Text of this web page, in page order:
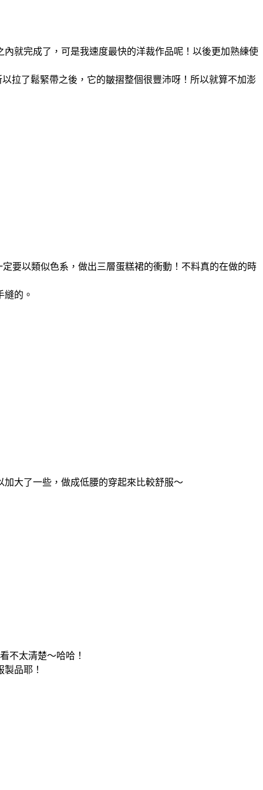
就完成了，可是我速度最快的洋裁作品呢！以後更加熟練使
拉了鬆緊帶之後，它的皺摺整個很豐沛呀！所以就算不加澎
要以類似色系，做出三層蛋糕裙的衝動！不料真的在做的時
的。
大了一些，做成低腰的穿起來比較舒服～
不太清楚～哈哈！
品耶！